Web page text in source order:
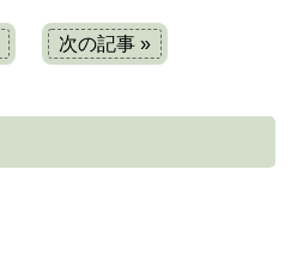
次の記事 »